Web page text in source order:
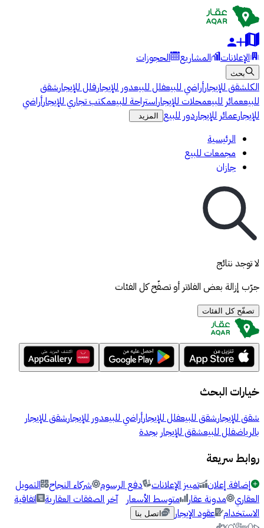
الإعلانات المشاريع الحجوزات
بحث
الكلشقق للإيجارأراضي للبيعفلل للبيعدور للإيجارفلل للإيجارشقق
للبيععمائر للبيعمحلات للإيجاراستراحة للبيعمكتب تجاري للإيجارأراضي
للإيجارعمائر للإيجاردور للبيع المزيد
الرئيسية
مجمعات للبيع
جازان
لا توجد نتائج
جرّب إزالة بعض الفلاتر أو تصفّح كل الفئات
تصفّح كل الفئات
خيارات البحث
شقق للإيجارشقق للبيعفلل للإيجارأراضي للبيعدور للإيجارشقق للإيجار
بالرياضفلل للبيعشقق للإيجار بجدة
روابط سريعة
إضافة إعلان تمييز الإعلانات دفع الرسوم شركاء النجاح التمويل
العقاري مدونة عقار متوسط الأسعار آخر الصفقات العقارية اتفاقية
الاستخدام عقود الإيجار اتصل بنا